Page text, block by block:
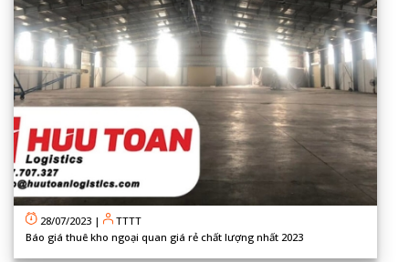
28/07/2023 |
TTTT
Báo giá thuê kho ngoại quan giá rẻ chất lượng nhất 2023